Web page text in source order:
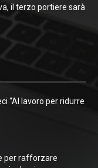
il terzo portiere sarà
“Al lavoro per ridurre
per rafforzare